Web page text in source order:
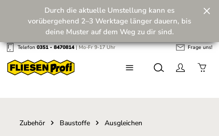
Zum Hauptinhalt springen
Zukunft! 💪
Durch die aktuelle Umstellung kann es
vorübergehend 2–3 Werktage länger dauern, bis
deine Muster auf dem Weg zu dir sind.
Telefon0351 - 8470814| Mo-Fr 9-17 Uhr Frage uns!
Zubehör Baustoffe Ausgleichen